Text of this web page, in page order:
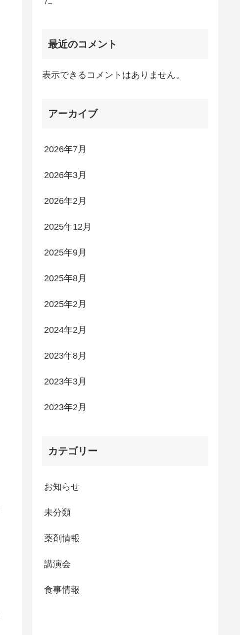
最近のコメント
表示できるコメントはありません。
アーカイブ
2026年7月
2026年3月
2026年2月
2025年12月
2025年9月
2025年8月
2025年2月
2024年2月
2023年8月
2023年3月
2023年2月
カテゴリー
お知らせ
未分類
薬剤情報
講演会
食事情報